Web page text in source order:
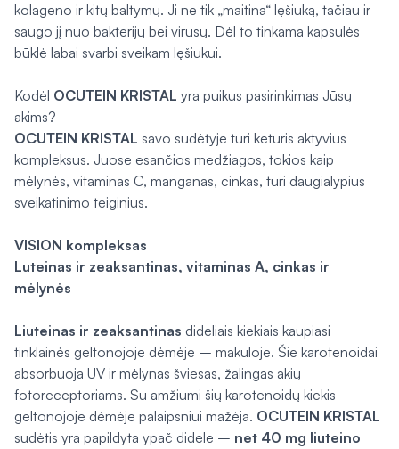
kolageno ir kitų baltymų. Ji ne tik „maitina“ lęšiuką, tačiau ir
saugo jį nuo bakterijų bei virusų. Dėl to tinkama kapsulės
būklė labai svarbi sveikam lęšiukui.
Kodėl OCUTEIN KRISTAL yra puikus pasirinkimas Jūsų
akims?
OCUTEIN KRISTAL savo sudėtyje turi keturis aktyvius
kompleksus. Juose esančios medžiagos, tokios kaip
mėlynės, vitaminas C, manganas, cinkas, turi daugialypius
sveikatinimo teiginius.
VISION kompleksas
Luteinas ir zeaksantinas, vitaminas A, cinkas ir
mėlynės
Liuteinas ir zeaksantinas dideliais kiekiais kaupiasi
tinklainės geltonojoje dėmėje – makuloje. Šie karotenoidai
absorbuoja UV ir mėlynas šviesas, žalingas akių
fotoreceptoriams. Su amžiumi šių karotenoidų kiekis
geltonojoje dėmėje palaipsniui mažėja. OCUTEIN KRISTAL
sudėtis yra papildyta ypač didele – net 40 mg liuteino